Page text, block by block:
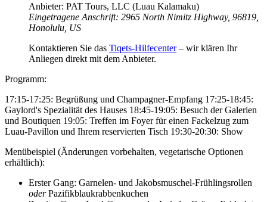
Anbieter: PAT Tours, LLC (Luau Kalamaku)
Eingetragene Anschrift: 2965 North Nimitz Highway, 96819,
Honolulu, US
Kontaktieren Sie das Tiqets-Hilfecenter– wir klären Ihr
Anliegen direkt mit dem Anbieter.
Programm:
17:15-17:25: Begrüßung und Champagner-Empfang 17:25-18:45:
Gaylord's Spezialität des Hauses 18:45-19:05: Besuch der Galerien
und Boutiquen 19:05: Treffen im Foyer für einen Fackelzug zum
Luau-Pavillon und Ihrem reservierten Tisch 19:30-20:30: Show
Menübeispiel (Änderungen vorbehalten, vegetarische Optionen
erhältlich):
Erster Gang: Garnelen- und Jakobsmuschel-Frühlingsrollen
oderPazifikblaukrabbenkuchen